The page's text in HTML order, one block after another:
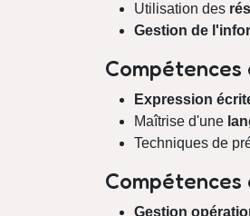
Utilisation des
Gestion de
Compétences
Expression
Maîtrise d'une
Techniques de
Compétences
Gestion